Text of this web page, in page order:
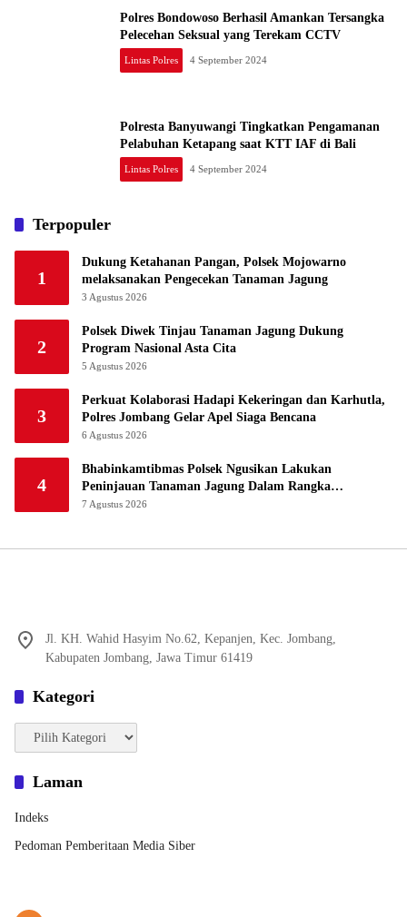
Polres Bondowoso Berhasil Amankan Tersangka
Pelecehan Seksual yang Terekam CCTV
Lintas Polres 4 September 2024
Polresta Banyuwangi Tingkatkan Pengamanan
Pelabuhan Ketapang saat KTT IAF di Bali
Lintas Polres 4 September 2024
Terpopuler
1
Dukung Ketahanan Pangan, Polsek Mojowarno
melaksanakan Pengecekan Tanaman Jagung
3 Agustus 2026
2
Polsek Diwek Tinjau Tanaman Jagung Dukung
Program Nasional Asta Cita
5 Agustus 2026
3
Perkuat Kolaborasi Hadapi Kekeringan dan Karhutla,
Polres Jombang Gelar Apel Siaga Bencana
6 Agustus 2026
4
Bhabinkamtibmas Polsek Ngusikan Lakukan
Peninjauan Tanaman Jagung Dalam Rangka
Mendukung Ketahanan Pangan
7 Agustus 2026
Jl. KH. Wahid Hasyim No.62, Kepanjen, Kec. Jombang,
Kabupaten Jombang, Jawa Timur 61419
Kategori
Kategori
Laman
Indeks
Pedoman Pemberitaan Media Siber